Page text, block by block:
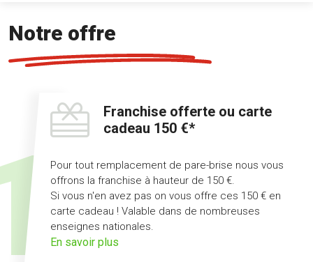
Notre offre
Franchise offerte ou carte
cadeau 150 €*
Pour tout remplacement de pare-brise nous vous
offrons la franchise à hauteur de 150 €.
Si vous n'en avez pas on vous offre ces 150 € en
carte cadeau ! Valable dans de nombreuses
enseignes nationales.
En savoir plus